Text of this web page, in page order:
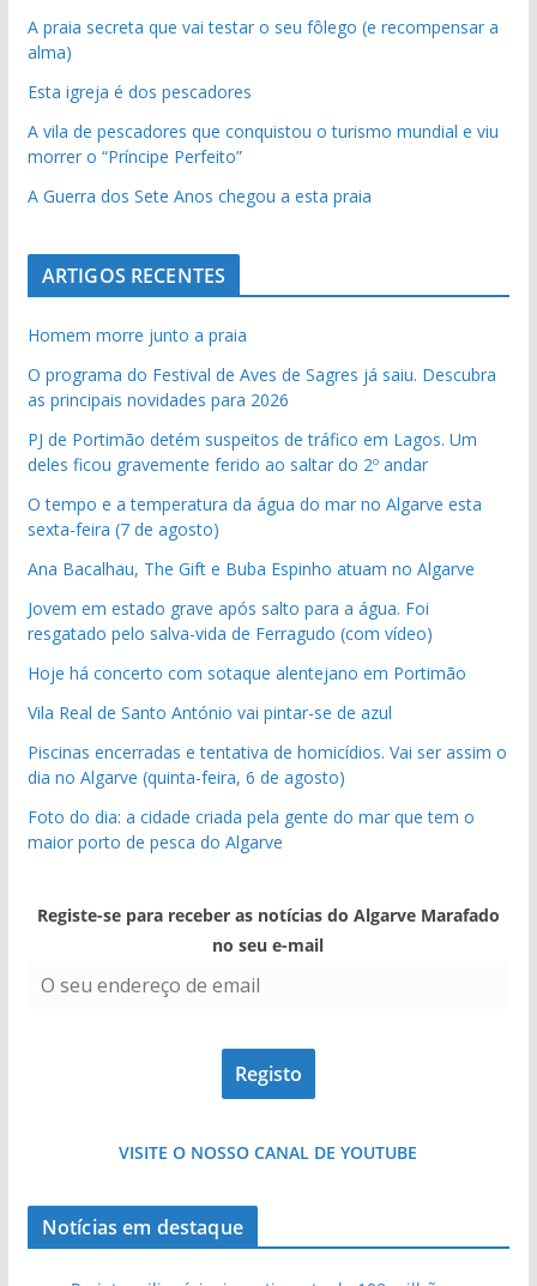
A praia secreta que vai testar o seu fôlego (e recompensar a
alma)
Esta igreja é dos pescadores
A vila de pescadores que conquistou o turismo mundial e viu
morrer o “Príncipe Perfeito”
A Guerra dos Sete Anos chegou a esta praia
ARTIGOS RECENTES
Homem morre junto a praia
O programa do Festival de Aves de Sagres já saiu. Descubra
as principais novidades para 2026
PJ de Portimão detém suspeitos de tráfico em Lagos. Um
deles ficou gravemente ferido ao saltar do 2º andar
O tempo e a temperatura da água do mar no Algarve esta
sexta-feira (7 de agosto)
Ana Bacalhau, The Gift e Buba Espinho atuam no Algarve
Jovem em estado grave após salto para a água. Foi
resgatado pelo salva-vida de Ferragudo (com vídeo)
Hoje há concerto com sotaque alentejano em Portimão
Vila Real de Santo António vai pintar-se de azul
Piscinas encerradas e tentativa de homicídios. Vai ser assim o
dia no Algarve (quinta-feira, 6 de agosto)
Foto do dia: a cidade criada pela gente do mar que tem o
maior porto de pesca do Algarve
Registe-se para receber as notícias do Algarve Marafado
no seu e-mail
VISITE O NOSSO CANAL DE YOUTUBE
Notícias em destaque